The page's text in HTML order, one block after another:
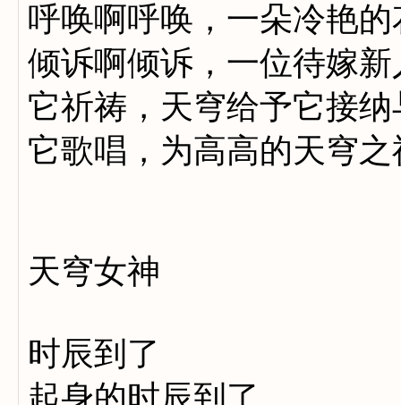
呼唤啊呼唤，一朵冷艳
倾诉啊倾诉，一位待嫁
它祈祷，天穹给予它接
它歌唱，为高高的天穹
天穹女神
时辰到了
起身的时辰到了